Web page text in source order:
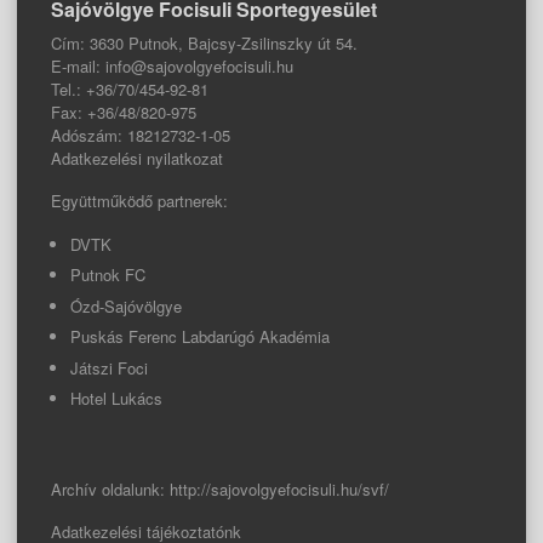
Sajóvölgye Focisuli Sportegyesület
Cím: 3630 Putnok, Bajcsy-Zsilinszky út 54.
E-mail: info@sajovolgyefocisuli.hu
Tel.: +36/70/454-92-81
Fax: +36/48/820-975
Adószám: 18212732-1-05
Adatkezelési nyilatkozat
Együttműködő partnerek:
DVTK
Putnok FC
Ózd-Sajóvölgye
Puskás Ferenc Labdarúgó Akadémia
Játszi Foci
Hotel Lukács
Archív oldalunk: http://sajovolgyefocisuli.hu/svf/
Adatkezelési tájékoztatónk